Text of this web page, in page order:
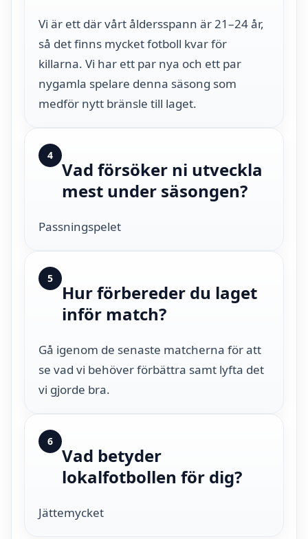
Vi är ett där vårt åldersspann är 21–24 år,
så det finns mycket fotboll kvar för
killarna. Vi har ett par nya och ett par
nygamla spelare denna säsong som
medför nytt bränsle till laget.
4
Vad försöker ni utveckla
mest under säsongen?
Passningspelet
5
Hur förbereder du laget
inför match?
Gå igenom de senaste matcherna för att
se vad vi behöver förbättra samt lyfta det
vi gjorde bra.
6
Vad betyder
lokalfotbollen för dig?
Jättemycket